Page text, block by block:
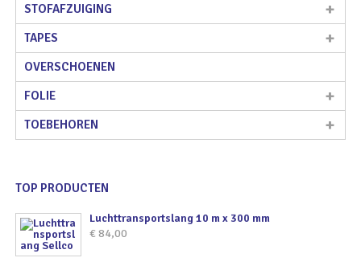
STOFAFZUIGING
TAPES
OVERSCHOENEN
FOLIE
TOEBEHOREN
TOP PRODUCTEN
Luchttransportslang 10 m x 300 mm
€ 84,00